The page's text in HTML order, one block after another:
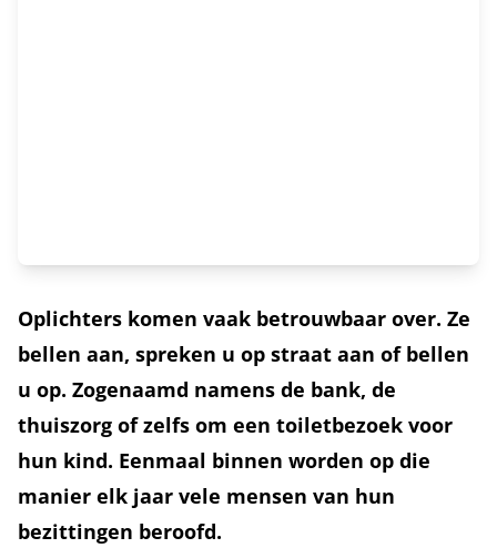
Oplichters komen vaak betrouwbaar over. Ze
bellen aan, spreken u op straat aan of bellen
u op. Zogenaamd namens de bank, de
thuiszorg of zelfs om een toiletbezoek voor
hun kind. Eenmaal binnen worden op die
manier elk jaar vele mensen van hun
bezittingen beroofd.